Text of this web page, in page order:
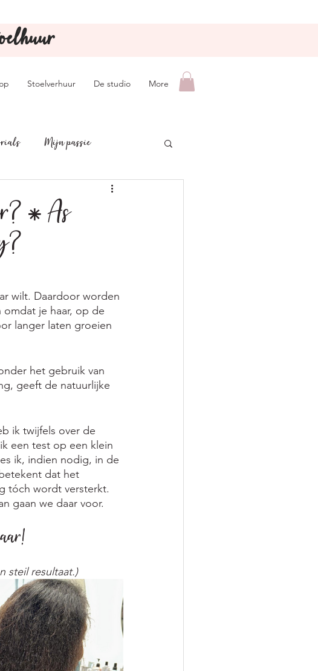
Stoelverhuur De studio More
Mijn passie
⁕ As
wilt. Daardoor worden
je haar, op de
langer laten groeien
het gebruik van
geeft de natuurlijke
ik twijfels over de
een test op een klein
ik, indien nodig, in de
dat het
tóch wordt versterkt.
gaan we daar voor.
steil resultaat.)